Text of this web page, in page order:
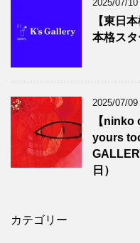
2025/07/10
【東日
本格ス
2025/07/09
【
yours
日）
カテゴリー